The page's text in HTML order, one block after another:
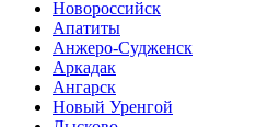
Новороссийск
Апатиты
Анжеро-Судженск
Аркадак
Ангарск
Новый Уренгой